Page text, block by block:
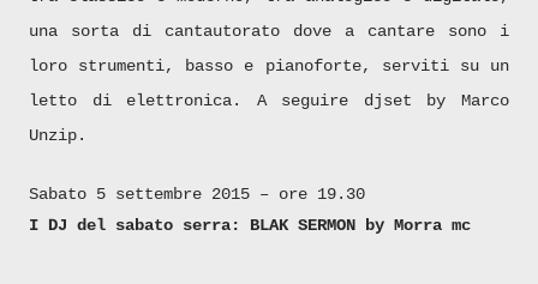
una sorta di cantautorato dove a cantare sono i
loro strumenti, basso e pianoforte, serviti su un
letto di elettronica. A seguire djset by Marco
Unzip.
Sabato 5 settembre 2015 – ore 19.30
I DJ del sabato serra: BLAK SERMON by Morra mc